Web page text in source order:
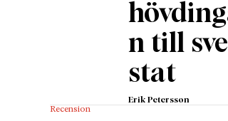
n till
stat
Erik Petersson
Recension